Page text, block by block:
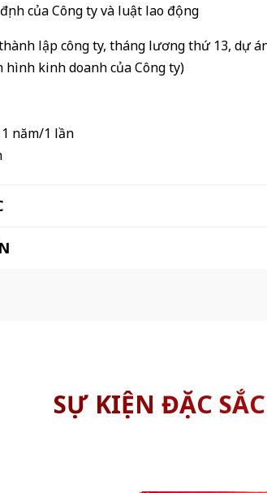
của Công ty và luật lao động
lập công ty, tháng lương thứ 13, dự
hình kinh doanh của Công ty)
năm/1 lần
SỰ KIỆN ĐẶC